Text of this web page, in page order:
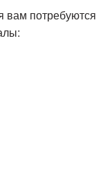
вам потребуются